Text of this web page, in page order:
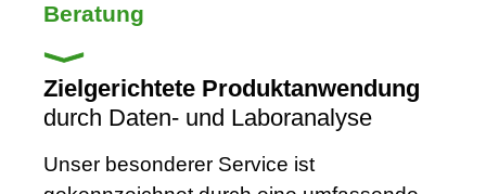
Beratung
Zielgerichtete Produktanwendung
durch Daten- und Laboranalyse
Unser besonderer Service ist